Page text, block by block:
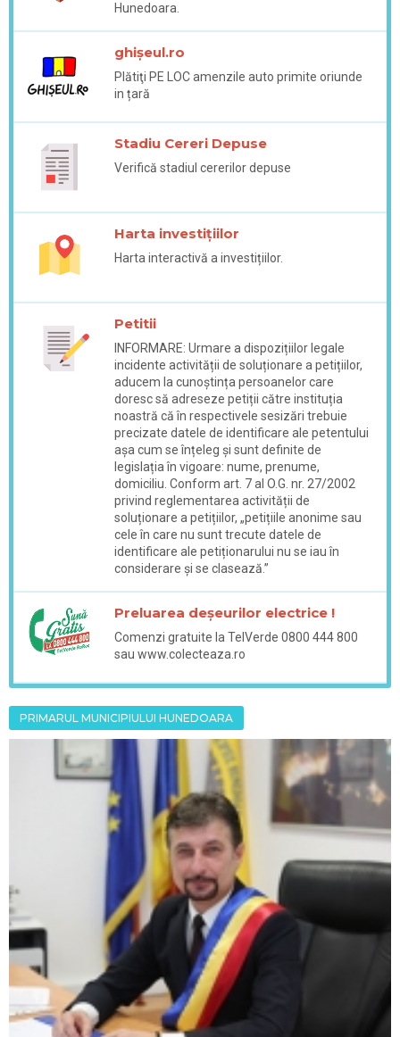
Hunedoara.
ghișeul.ro
Plătiţi PE LOC amenzile auto primite oriunde
in țară
Stadiu Cereri Depuse
Verifică stadiul cererilor depuse
Harta investițiilor
Harta interactivă a investițiilor.
Petitii
INFORMARE: Urmare a dispozițiilor legale
incidente activității de soluționare a petițiilor,
aducem la cunoștința persoanelor care
doresc să adreseze petiții către instituția
noastră că în respectivele sesizări trebuie
precizate datele de identificare ale petentului
așa cum se înțeleg și sunt definite de
legislația în vigoare: nume, prenume,
domiciliu. Conform art. 7 al O.G. nr. 27/2002
privind reglementarea activității de
soluționare a petițiilor, „petițiile anonime sau
cele în care nu sunt trecute datele de
identificare ale petiționarului nu se iau în
considerare și se clasează.”
Preluarea deșeurilor electrice !
Comenzi gratuite la TelVerde 0800 444 800
sau www.colecteaza.ro
PRIMARUL MUNICIPIULUI HUNEDOARA